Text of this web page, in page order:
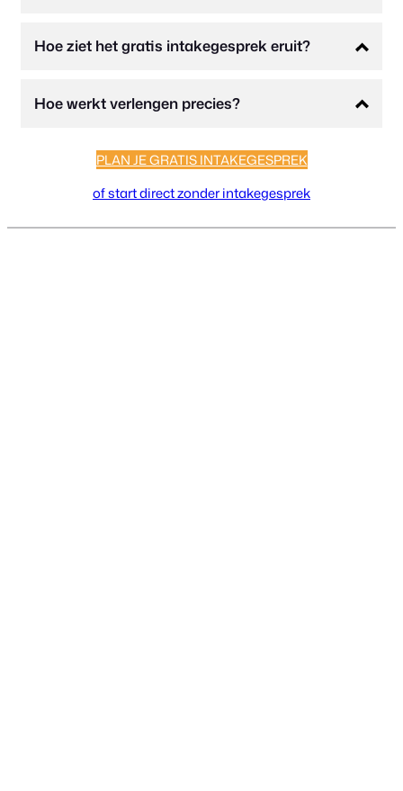
Hoe ziet het gratis intakegesprek eruit?
Hoe werkt verlengen precies?
PLAN JE GRATIS INTAKEGESPREK
of start direct zonder intakegesprek